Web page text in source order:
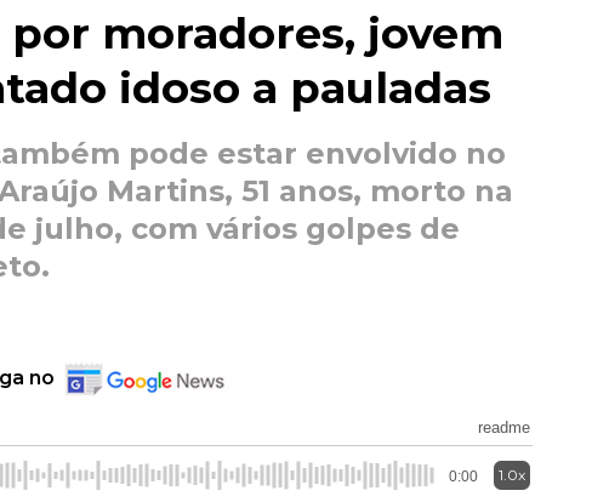
moradores, jovem
idoso a pauladas
pode estar envolvido no
Martins, 51 anos, morto na
julho, com vários golpes de
no
readme
0:00 1.0x